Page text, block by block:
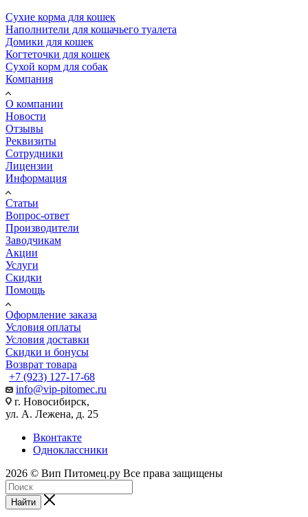
Сухие корма для кошек
Наполнители для кошачьего туалета
Домики для кошек
Когтеточки для кошек
Сухой корм для собак
Компания
О компании
Новости
Отзывы
Реквизиты
Сотрудники
Лицензии
Информация
Статьи
Вопрос-ответ
Производители
Заводчикам
Акции
Услуги
Скидки
Помощь
Оформление заказа
Условия оплаты
Условия доставки
Скидки и бонусы
Возврат товара
+7 (923) 127-17-68
info@vip-pitomec.ru
г. Новосибирск,
ул. А. Лежена, д. 25
Вконтакте
Одноклассники
2026 © Вип Питомец.ру Все права защищены
Найти